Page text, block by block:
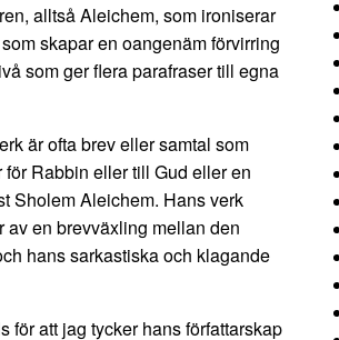
alltså Aleichem, som ironiserar
skapar en oangenäm förvirring
som ger flera parafraser till egna
är ofta brev eller samtal som
Rabbin eller till Gud eller en
Sholem Aleichem. Hans verk
av en brevväxling mellan den
hans sarkastiska och klagande
för att jag tycker hans författarskap